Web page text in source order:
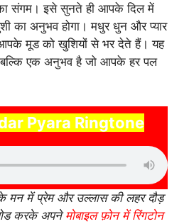
का संगम। इसे सुनते ही आपके दिल में
का अनुभव होगा। मधुर धुन और प्यार
आपके मूड को खुशियों से भर देते हैं। यह
बल्कि एक अनुभव है जो आपके हर पल
Pyara Ringtone
मन में प्रेम और उल्लास की लहर दौड़
करके अपनेमोबाइल फ़ोन में रिंगटोन